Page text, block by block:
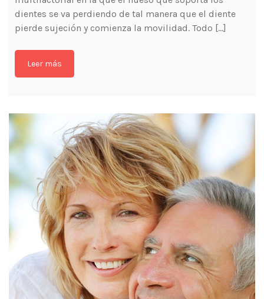
dientes se va perdiendo de tal manera que el diente
pierde sujeción y comienza la movilidad. Todo […]
Leer más